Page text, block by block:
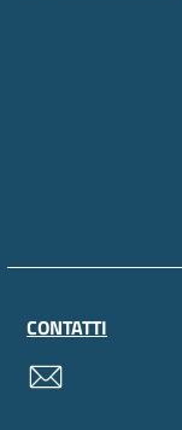
CONTATTI